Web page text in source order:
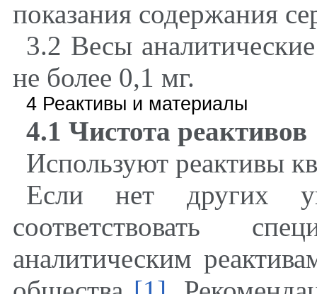
показания содержания
3.2 Весы
не более 0,1 мг.
4 Реактивы и материалы
4.1 Чистота реактивов
Используют реактивы
Если нет других
соответствовать
аналитическим